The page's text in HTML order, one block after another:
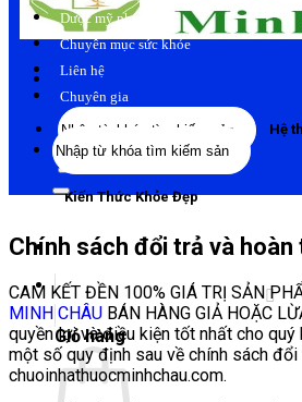
Tìm
kiếm:
Hệ
Kiến Thức Khỏe Đẹp
Giỏ hàng
Dược mỹ phẩm
Chuyên mục sức khỏe
Liên hệ
Chuyên gia
Tìm
kiếm:
Chính sách đổi trả và hoàn
CAM KẾT ĐỀN 100% GIÁ TRỊ SẢN
MINH CHÂU BÁN HÀNG GIẢ HOẶC
quyền lợi và điều kiện tốt nhất cho quý
một số quy định sau về chính sách
chuoinhathuocminhchau.com.